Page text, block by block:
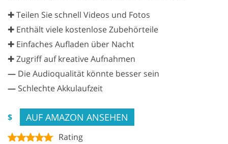
✚ Teilen Sie schnell Videos und Fotos
✚ Enthält viele kostenlose Zubehörteile
✚ Einfaches Aufladen über Nacht
✚ Zugriff auf kreative Aufnahmen
— Die Audioqualität könnte besser sein
— Schlechte Akkulaufzeit
$ AUF AMAZON ANSEHEN
Rating